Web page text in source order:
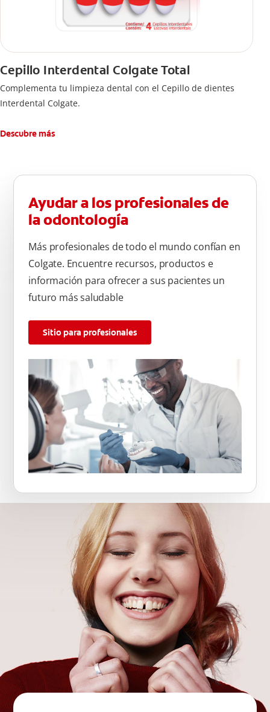
Cepillo Interdental Colgate Total
Complementa tu limpieza dental con el Cepillo de dientes
Interdental Colgate.
Descubre más
Ayudar a los profesionales de
la odontología
Más profesionales de todo el mundo confían en
Colgate. Encuentre recursos, productos e
información para ofrecer a sus pacientes un
futuro más saludable
Sitio para profesionales